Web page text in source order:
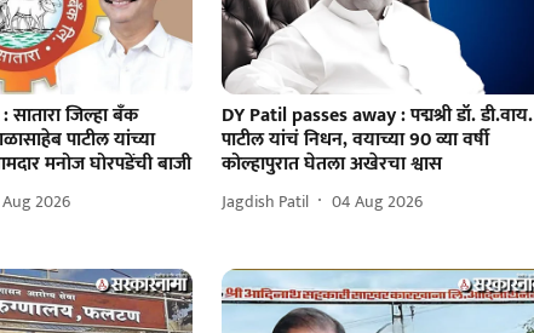
जिल्हा बँक
पाटील यांच्या
मनोज घोरपडेंची बाजी
2026
DY Patil passes away : पद्मश्री डॉ. डी.वाय.
पाटील यांचं निधन, वयाच्या 90 व्या वर्षी
कोल्हापुरात घेतला अखेरचा श्वास
Jagdish Patil 04 Aug 2026